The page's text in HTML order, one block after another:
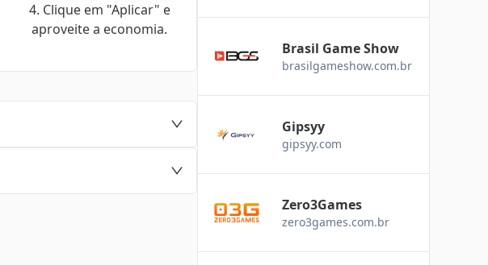
4. Clique em "Aplicar" e
aproveite a economia.
Brasil Game Show
brasilgameshow.com.br
Gipsyy
gipsyy.com
Zero3Games
zero3games.com.br